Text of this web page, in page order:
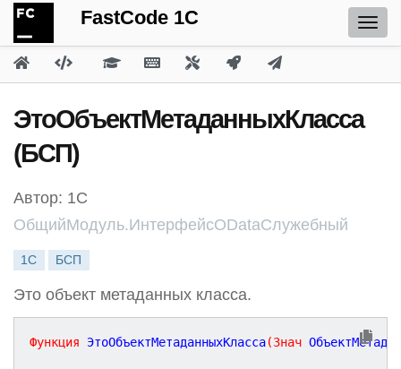
FastCode 1C
ЭтоОбъектМетаданныхКласса
(БСП)
Автор: 1С
ОбщийМодуль.ИнтерфейсODataСлужебный
1С БСП
Это объект метаданных класса.
Функция ЭтоОбъектМетаданныхКласса(Знач